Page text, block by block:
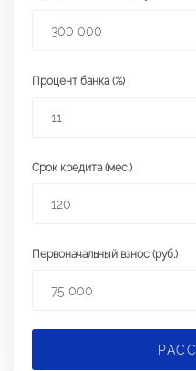
Процент банка (%)
Срок кредита (мес.)
Первоначальный взнос (руб.)